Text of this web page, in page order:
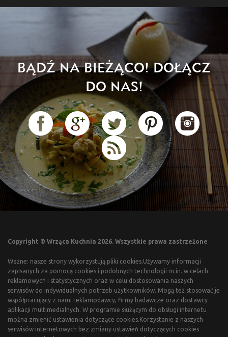
BĄDŹ NA BIEŻĄCO! DOŁĄCZ
DO NAS!
Copyright © Wrząca Kuchnia 2026. Wszystkie prawa zastrzeżone
Ważne: nasze strony wykorzystują pliki cookies.Używamy informacji
zapisanych za pomocą cookies i podobnych technologii m.in. w celach
reklamowych i statystycznych oraz w celu dostosowania naszych
serwisów do indywidualnych potrzeb użytkowników. Mogą też stosować je
współpracujący z nami reklamodawcy, firmy badawcze oraz dostawcy
aplikacji multimedialnych. W programie służącym do obsługi internetu
można zmienić ustawienia dotyczące cookies.Korzystanie z naszych
serwisów internetowych bez zmiany ustawień dotyczących cookies